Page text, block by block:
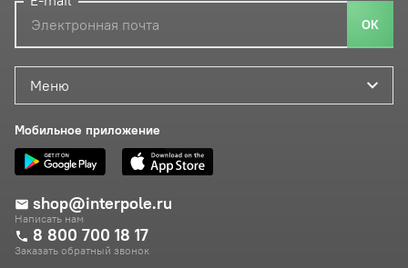
Меню
Мобильное приложение
shop@interpole.ru
Написать нам
8 800 700 18 17
Заказать обратный звонок
ОК